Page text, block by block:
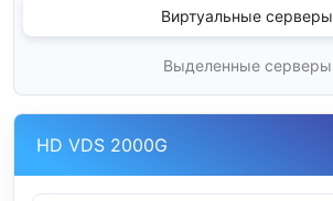
Виртуальные серверы
Выделенные серверы
HD VDS 2000G